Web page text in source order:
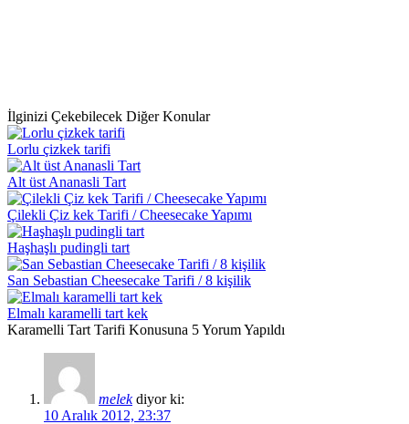
İlginizi Çekebilecek Diğer Konular
Lorlu çizkek tarifi
Alt üst Ananasli Tart
Çilekli Çiz kek Tarifi / Cheesecake Yapımı
Haşhaşlı pudingli tart
San Sebastian Cheesecake Tarifi / 8 kişilik
Elmalı karamelli tart kek
Karamelli Tart Tarifi Konusuna 5 Yorum Yapıldı
melek diyor ki:
10 Aralık 2012, 23:37